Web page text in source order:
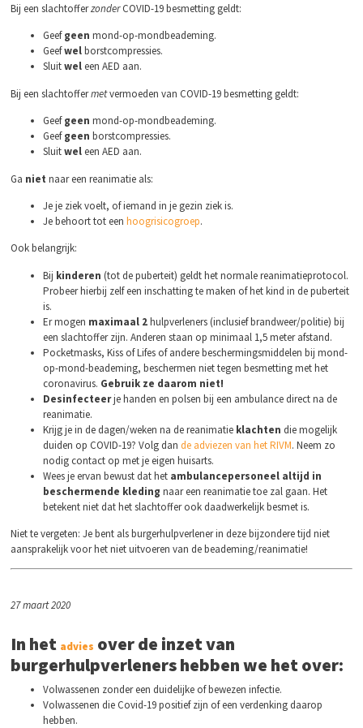
Bij een slachtofferzonderCOVID-19 besmetting geldt:
Geefgeen mond-op-mondbeademing.
Geefwelborstcompressies.
Sluitwel een AED aan.
Bij een slachtoffermetvermoeden van COVID-19 besmetting geldt:
Geefgeen mond-op-mondbeademing.
Geefgeenborstcompressies.
Sluitwel een AED aan.
Ga niet naar een reanimatie als:
Je je ziek voelt, of iemand in je gezin ziek is.
Je behoort tot eenhoogrisicogroep.
Ook belangrijk:
Bij kinderen (tot de puberteit) geldt het normale reanimatieprotocol.
Probeer hierbij zelf een inschatting te maken of het kind in de puberteit
is.
Er mogen maximaal 2hulpverleners (inclusief brandweer/politie) bij
een slachtoffer zijn. Anderen staan op minimaal 1,5 meter afstand.
Pocketmasks, Kiss of Lifes of andere beschermingsmiddelen bij mond-
op-mond-beademing, beschermen niet tegen besmetting met het
coronavirus. Gebruik ze daarom niet!
Desinfecteerje handen en polsen bij een ambulance direct na de
reanimatie.
Krijg je in de dagen/weken na de reanimatie klachten die mogelijk
duiden op COVID-19? Volg dande adviezen van het RIVM. Neem zo
nodig contact op met je eigen huisarts.
Wees je ervan bewust dat het ambulancepersoneel altijd in
beschermende kleding naar een reanimatie toe zal gaan. Het
betekent niet dat het slachtoffer ook daadwerkelijk besmet is.
Niet te vergeten: Je bent als burgerhulpverlener in deze bijzondere tijd niet
aansprakelijk voor het niet uitvoeren van de beademing/reanimatie!
27 maart 2020
In het advies over de inzet van
burgerhulpverleners hebben we het over:
Volwassenen zonder een duidelijke of bewezen infectie.
Volwassenen die Covid-19 positief zijn of een verdenking daarop
hebben.